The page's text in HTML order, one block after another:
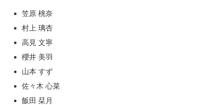
笠原 桃奈
村上 璃杏
高見 文寧
櫻井 美羽
山本 すず
佐々木 心菜
飯田 栞月